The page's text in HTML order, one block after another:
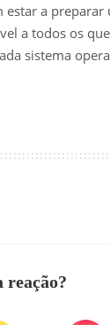
estar a
a todos os
sistema
reação?